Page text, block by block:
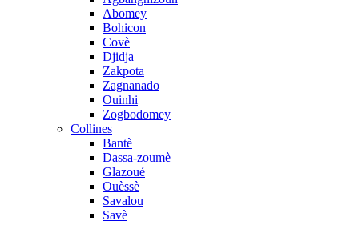
Abomey
Bohicon
Covè
Djidja
Zakpota
Zagnanado
Ouinhi
Zogbodomey
Collines
Bantè
Dassa-zoumè
Glazoué
Ouèssè
Savalou
Savè